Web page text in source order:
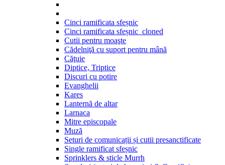
Cinci ramificata sfeșnic
Cinci ramificata sfeșnic_cloned
Cutii pentru moaşte
Cădelniţă cu suport pentru mână
Căţuie
Diptice, Triptice
Discuri cu potire
Evanghelii
Kares
Lanternă de altar
Larnaca
Mitre episcopale
Muză
Seturi de comunicații și cutii presanctificate
Single ramificat sfeșnic
Sprinklers & sticle Murrh